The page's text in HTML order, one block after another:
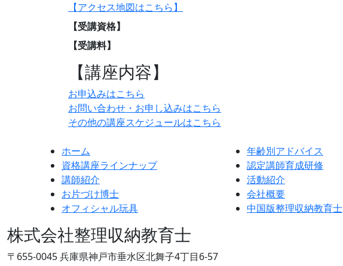
【アクセス地図はこちら】
【受講資格】
【受講料】
【講座内容】
お申込みはこちら
お問い合わせ・お申し込みはこちら
その他の講座スケジュールはこちら
ホーム
資格講座ラインナップ
講師紹介
お片づけ博士
オフィシャル玩具
年齢別アドバイス
認定講師育成研修
活動紹介
会社概要
中国版整理収納教育士
株式会社整理収納教育士
〒655-0045 兵庫県神戸市垂水区北舞子4丁目6-57